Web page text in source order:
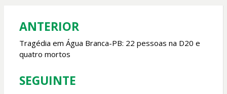
o
k
A
p
Navegação
de
Post
ANTERIOR
Tragédia em Água Branca-PB: 22 pessoas na D20 e
quatro mortos
SEGUINTE